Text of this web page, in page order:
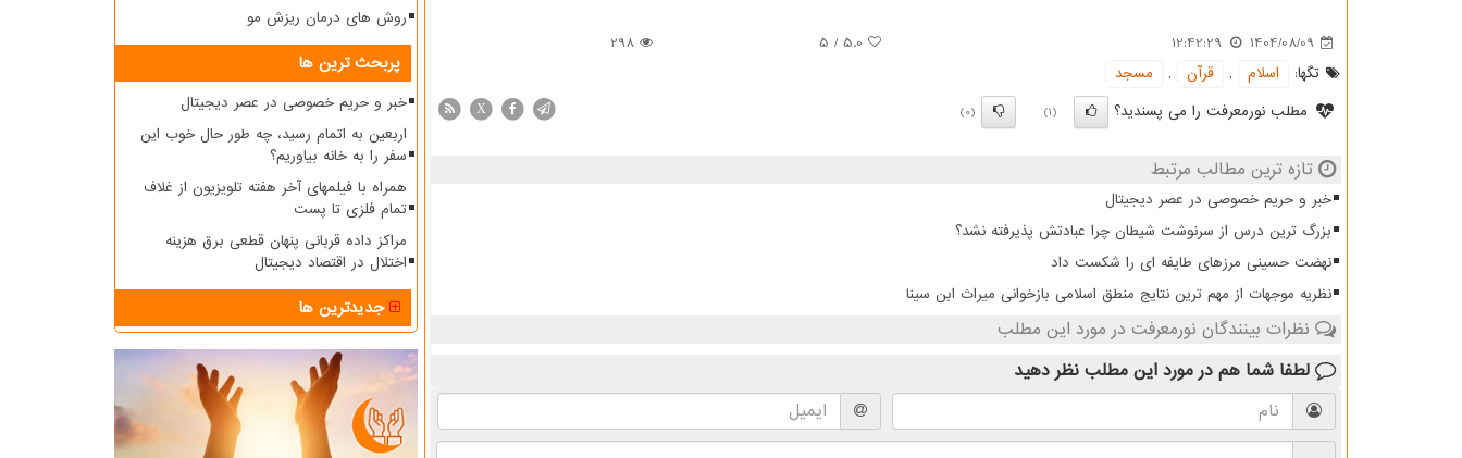
1404/08/09
12:42:29
5.0
/
5
298
تگها:
اسلام , قرآن ,
مسجد
مطلب نورمعرفت را می پسندید؟
(1)
(0)
X
تازه ترین مطالب مرتبط
خبر و حریم خصوصی در عصر دیجیتال
بزرگ ترین درس از سرنوشت شیطان چرا عبادتش پذیرفته نشد؟
نهضت حسینی مرزهای طایفه ای را شکست داد
نظریه موجهات از مهم ترین نتایج منطق اسلامی بازخوانی میراث ابن سینا
نظرات بینندگان نورمعرفت در مورد این مطلب
لطفا شما هم در مورد این مطلب نظر دهید
روش های درمان ریزش مو
پربحث ترین ها
خبر و حریم خصوصی در عصر دیجیتال
اربعین به اتمام رسید، چه طور حال خوب این
سفر را به خانه بیاوریم؟
همراه با فیلمهای آخر هفته تلویزیون از غلاف
تمام فلزی تا پست
مراکز داده قربانی پنهان قطعی برق هزینه
اختلال در اقتصاد دیجیتال
جدیدترین ها